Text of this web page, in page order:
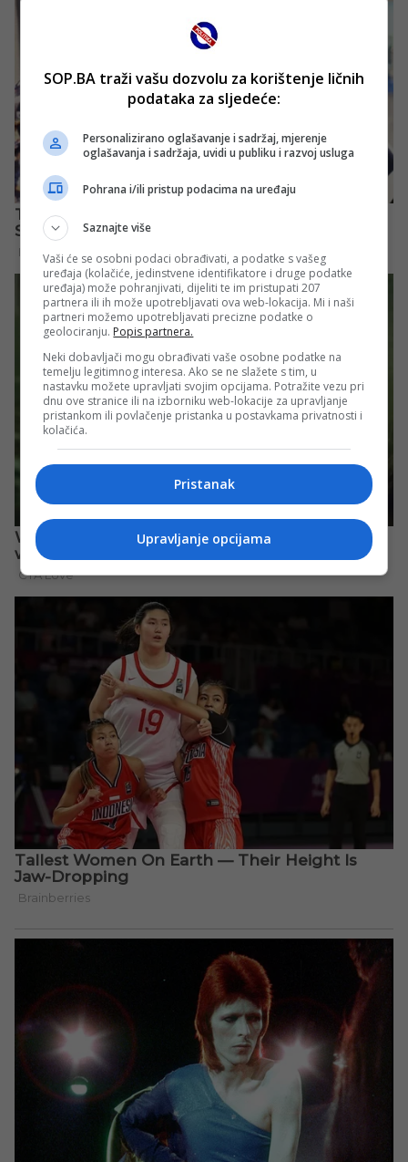
SOP.BA traži vašu dozvolu za korištenje ličnih
podataka za sljedeće:
Personalizirano oglašavanje i sadržaj, mjerenje
oglašavanja i sadržaja, uvidi u publiku i razvoj usluga
Pohrana i/ili pristup podacima na uređaju
Saznajte više
Vaši će se osobni podaci obrađivati, a podatke s vašeg
uređaja (kolačiće, jedinstvene identifikatore i druge podatke
uređaja) može pohranjivati, dijeliti te im pristupati 207
partnera ili ih može upotrebljavati ova web-lokacija. Mi i naši
partneri možemo upotrebljavati precizne podatke o
geolociranju. Popis partnera.
Neki dobavljači mogu obrađivati vaše osobne podatke na
temelju legitimnog interesa. Ako se ne slažete s tim, u
nastavku možete upravljati svojim opcijama. Potražite vezu pri
dnu ove stranice ili na izborniku web-lokacije za upravljanje
pristankom ili povlačenje pristanka u postavkama privatnosti i
kolačića.
Pristanak
Upravljanje opcijama